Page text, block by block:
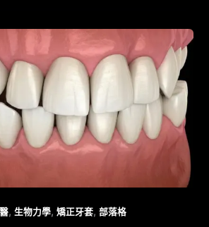
,生物力學,矯正牙套,部落格